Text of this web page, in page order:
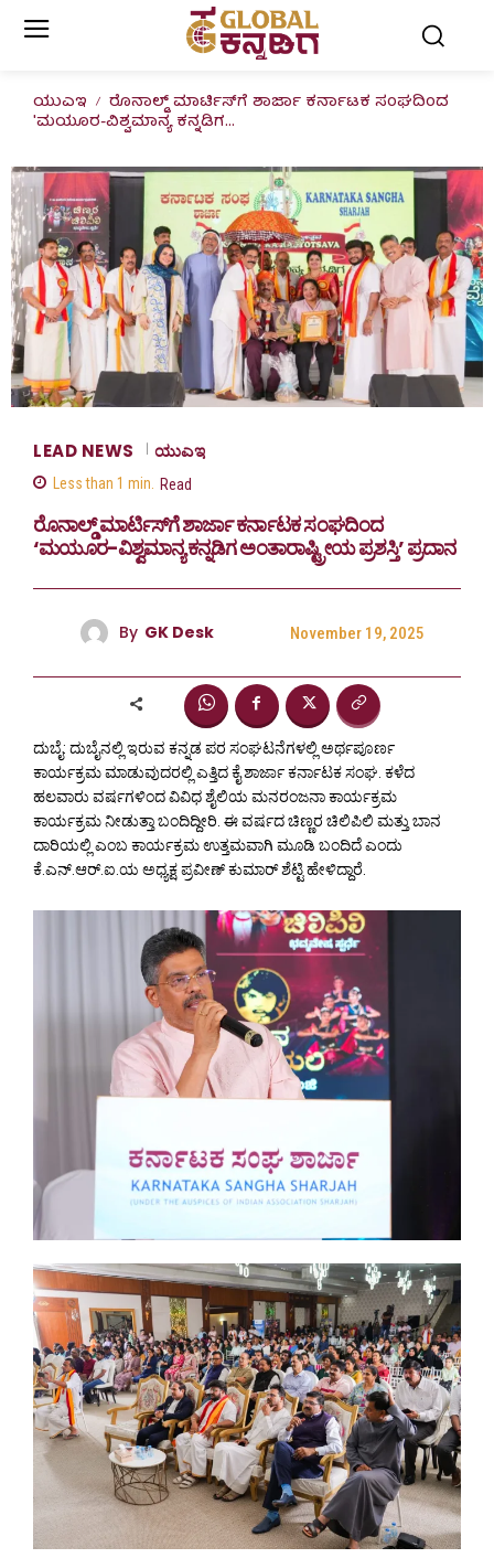
ಯುಎಇ ರೊನಾಲ್ಡ್ ಮಾರ್ಟಿಸ್​ಗೆ ಶಾರ್ಜಾ ಕರ್ನಾಟಕ ಸಂಘದಿಂದ
'ಮಯೂರ-ವಿಶ್ವಮಾನ್ಯ ಕನ್ನಡಿಗ...
LEAD NEWS ಯುಎಇ
Less than 1 min. Read
ರೊನಾಲ್ಡ್ ಮಾರ್ಟಿಸ್​ಗೆ ಶಾರ್ಜಾ ಕರ್ನಾಟಕ ಸಂಘದಿಂದ
‘ಮಯೂರ-ವಿಶ್ವಮಾನ್ಯ ಕನ್ನಡಿಗ ಅಂತಾರಾಷ್ಟ್ರೀಯ ಪ್ರಶಸ್ತಿ’ ಪ್ರದಾನ
By GK Desk November 19, 2025
ದುಬೈ: ದುಬೈನಲ್ಲಿ ಇರುವ ಕನ್ನಡ ಪರ ಸಂಘಟನೆಗಳಲ್ಲಿ ಅರ್ಥಪೂರ್ಣ
ಕಾರ್ಯಕ್ರಮ ಮಾಡುವುದರಲ್ಲಿ ಎತ್ತಿದ ಕೈ ಶಾರ್ಜಾ ಕರ್ನಾಟಕ ಸಂಘ. ಕಳೆದ
ಹಲವಾರು ವರ್ಷಗಳಿಂದ ವಿವಿಧ ಶೈಲಿಯ ಮನರಂಜನಾ ಕಾರ್ಯಕ್ರಮ
ಕಾರ್ಯಕ್ರಮ ನೀಡುತ್ತಾ ಬಂದಿದ್ದೀರಿ. ಈ ವರ್ಷದ ಚಿಣ್ಣರ ಚಿಲಿಪಿಲಿ ಮತ್ತು ಬಾನ
ದಾರಿಯಲ್ಲಿ ಎಂಬ ಕಾರ್ಯಕ್ರಮ ಉತ್ತಮವಾಗಿ ಮೂಡಿ ಬಂದಿದೆ ಎಂದು
ಕೆ.ಎನ್.ಆರ್.ಐ.ಯ ಅಧ್ಯಕ್ಷ ಪ್ರವೀಣ್ ಕುಮಾರ್ ಶೆಟ್ಟಿ ಹೇಳಿದ್ದಾರೆ.